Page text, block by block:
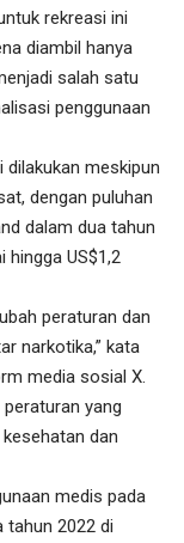
rekreasi ini
diambil hanya
salah satu
penggunaan
dilakukan meskipun
dengan puluhan
dalam dua tahun
hingga US$1,2
peraturan dan
narkotika,” kata
media sosial X.
yang
dan
medis pada
tahun 2022 di